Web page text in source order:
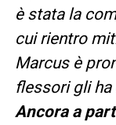
è stata la
cui rientro
Marcus è
flessori gli
Ancora a